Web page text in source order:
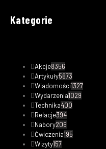
Kategorie
Akcje8356
Artykuły5673
Wiadomości1327
Wydarzenia1029
Technika400
Relacje394
Nabory206
Ćwiczenia195
Wizyty157